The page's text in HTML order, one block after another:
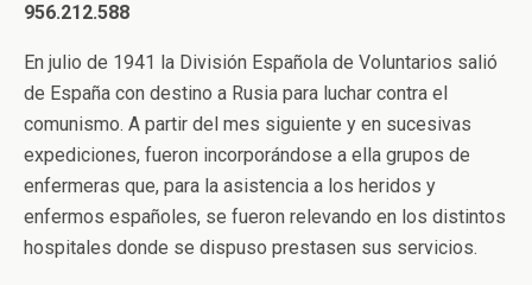
956.212.588
En julio de 1941 la División Española de Voluntarios salió
de España con destino a Rusia para luchar contra el
comunismo. A partir del mes siguiente y en sucesivas
expediciones, fueron incorporándose a ella grupos de
enfermeras que, para la asistencia a los heridos y
enfermos españoles, se fueron relevando en los distintos
hospitales donde se dispuso prestasen sus servicios.